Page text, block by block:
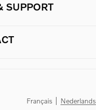
SUPPORT
Français Nederlands